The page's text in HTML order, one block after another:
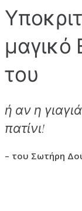
μαγικό
του
ή αν η
πατίνι!
– του Σωτήρη